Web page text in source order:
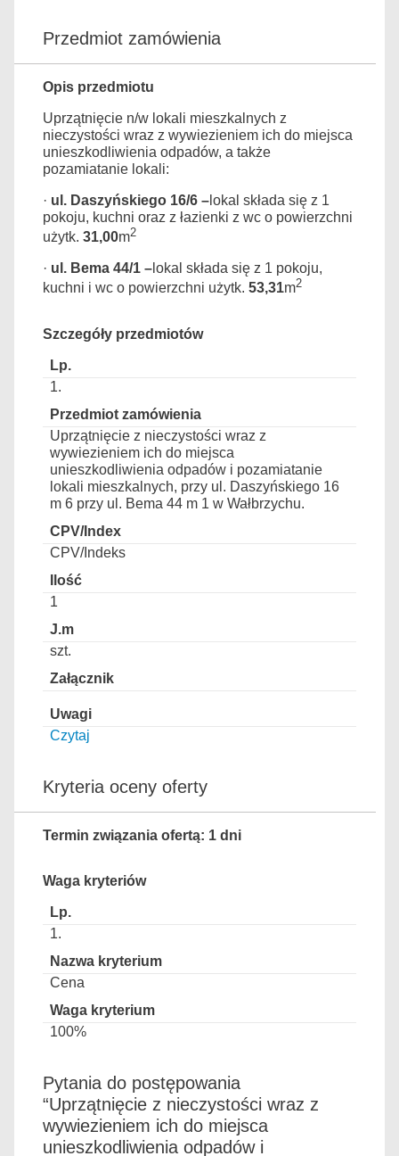
Przedmiot zamówienia
Opis przedmiotu
Uprzątnięcie n/w lokali mieszkalnych z
nieczystości wraz z wywiezieniem ich do miejsca
unieszkodliwienia odpadów, a także
pozamiatanie lokali:
· ul. Daszyńskiego 16/6 – lokal składa się z 1
pokoju, kuchni oraz z łazienki z wc o powierzchni
użytk. 31,00m2
· ul. Bema 44/1 – lokal składa się z 1 pokoju,
kuchni i wc o powierzchni użytk. 53,31m2
Szczegóły przedmiotów
1.
Uprzątnięcie z nieczystości wraz z
wywiezieniem ich do miejsca
unieszkodliwienia odpadów i pozamiatanie
lokali mieszkalnych, przy ul. Daszyńskiego 16
m 6 przy ul. Bema 44 m 1 w Wałbrzychu.
CPV/Indeks
1
szt.
Czytaj
Kryteria oceny oferty
Termin związania ofertą: 1 dni
Waga kryteriów
1.
Cena
100%
Pytania do postępowania
“Uprzątnięcie z nieczystości wraz z
wywiezieniem ich do miejsca
unieszkodliwienia odpadów i